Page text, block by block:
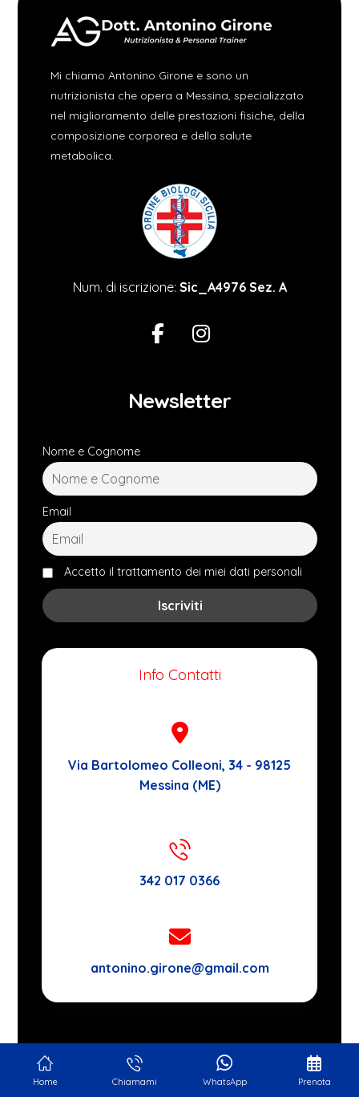
Mi chiamo Antonino Girone e sono un
nutrizionista che opera a Messina, specializzato
nel miglioramento delle prestazioni fisiche, della
composizione corporea e della salute
metabolica.
Num. di iscrizione: Sic_A4976 Sez. A
Newsletter
Nome e Cognome
Email
Accetto il trattamento dei miei dati personali
Info Contatti
Via Bartolomeo Colleoni, 34 - 98125
Messina (ME)
342 017 0366
antonino.girone@gmail.com
© Copyright 2025 Dott. Antonino Girone | Tutti i diritti sono riservati
| P. IVA 03501950830 | Realizzato da
Home Chiamami WhatsApp Prenota